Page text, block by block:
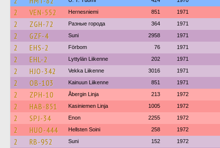
2 VEN-552 Hernesniemi 851 1971
2 ZGH-72 Разные города 364 1971
2 GZF-4 Suni 2958 1971
2 EHS-2 Förbom 76 1971
2 EHL-2 Lyttylän Liikenne 202 1971
2 HJO-342 Vekka Liikenne 3016 1971
2 OB-103 Kainuun Liikenne 851 1971
2 ZPH-10 Åbergin Linja 213 1972
2 HAB-851 Kasiniemen Linja 1005 1972
2 SPJ-34 Enon 2255 1972
2 HUO-444 Hellsten Soini 258 1972
2 RB-952 Suni 152 1972